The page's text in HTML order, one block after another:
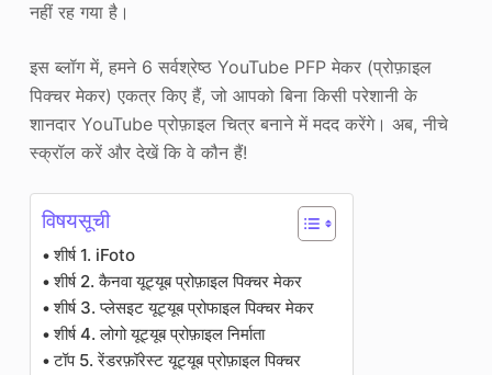
नहीं रह गया है।
इस ब्लॉग में, हमने 6 सर्वश्रेष्ठ YouTube PFP मेकर (प्रोफ़ाइल
पिक्चर मेकर) एकत्र किए हैं, जो आपको बिना किसी परेशानी के
शानदार YouTube प्रोफ़ाइल चित्र बनाने में मदद करेंगे। अब, नीचे
स्क्रॉल करें और देखें कि वे कौन हैं!
विषयसूची
शीर्ष 1. iFoto
शीर्ष 2. कैनवा यूट्यूब प्रोफ़ाइल पिक्चर मेकर
शीर्ष 3. प्लेसइट यूट्यूब प्रोफाइल पिक्चर मेकर
शीर्ष 4. लोगो यूट्यूब प्रोफ़ाइल निर्माता
टॉप 5. रेंडरफ़ॉरेस्ट यूट्यूब प्रोफ़ाइल पिक्चर